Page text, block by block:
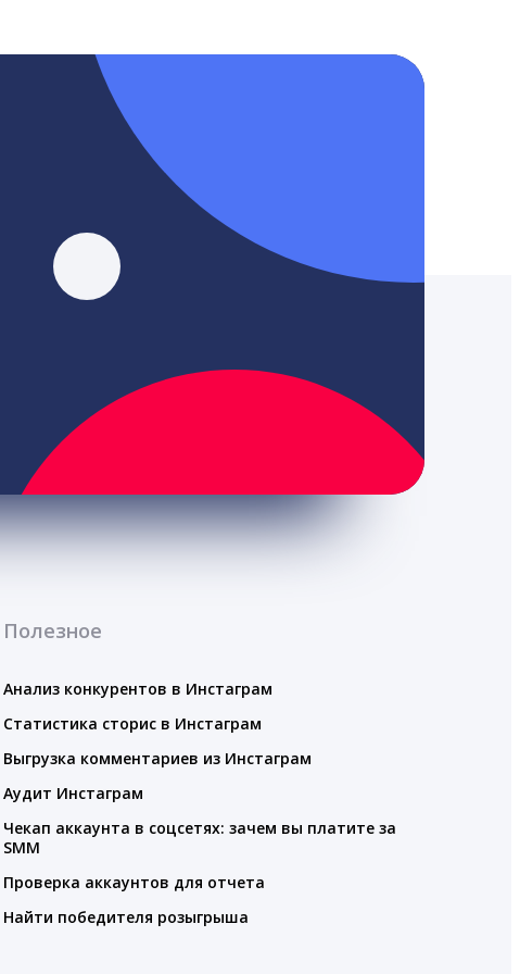
Полезное
Анализ конкурентов в Инстаграм
Статистика сторис в Инстаграм
Выгрузка комментариев из Инстаграм
Аудит Инстаграм
Чекап аккаунта в соцсетях: зачем вы платите за
SMM
Проверка аккаунтов для отчета
Найти победителя розыгрыша